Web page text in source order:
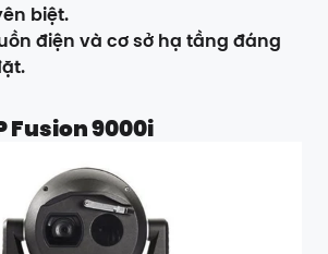
biệt.
điện và cơ sở hạ tầng đáng
Fusion 9000i